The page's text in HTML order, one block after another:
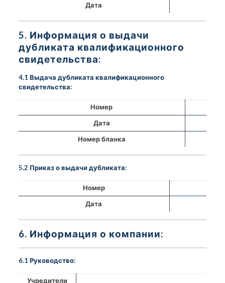
Дата
5. Информация о выдачи
дубликата квалификационного
свидетельства:
4.1 Выдача дубликата квалификационного
свидетельства:
Номер
Дата
Номер бланка
5.2 Приказ о выдачи дубликата:
Номер
Дата
6. Информация о компании:
6.1 Руководство:
Учредители